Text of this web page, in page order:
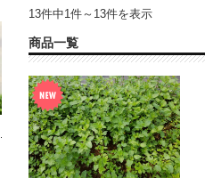
13件中1件～13件を表示
商品一覧